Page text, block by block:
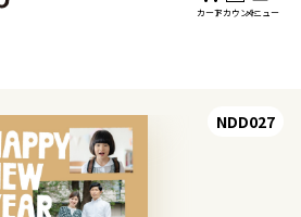
カートアカウントメニュー
NDD027